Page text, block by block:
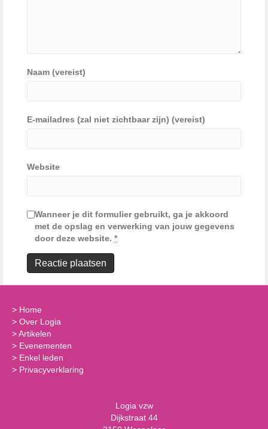
Naam (vereist)
E-mailadres (zal niet zichtbaar zijn) (vereist)
Website
Wanneer je dit formulier gebruikt, ga je akkoord
met de opslag en verwerking van jouw gegevens
door deze website. *
> Home
> Over Logia
>Artikelen
> Evenementen
> Enkel leden
> Privacyverklaring
Logia vzw
Dijkstraat 44